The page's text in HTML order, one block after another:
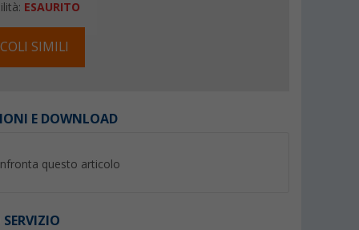
ESAURITO
SIMILI
E DOWNLOAD
questo articolo